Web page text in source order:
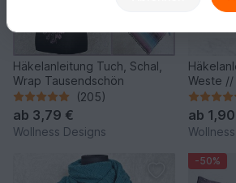
Häkelanleitung Tuch, Schal,
Wrap Tausendschön
(205)
ab 3,79 €
Wollness Designs
Weste
Tender
ab
-50%